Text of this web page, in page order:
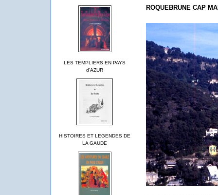
LES TEMPLIERS EN PAYS
d'AZUR
HISTOIRES ET LEGENDES DE
LA GAUDE
ROQUEBRUNE CAP